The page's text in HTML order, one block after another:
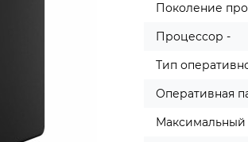
Поколение
Процессор -
Тип
Оперативная
Максимальный